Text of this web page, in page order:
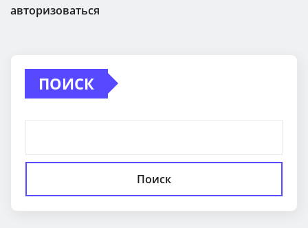
авторизоваться
ПОИСК
Поиск